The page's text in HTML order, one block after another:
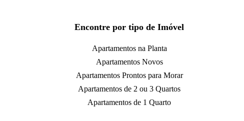
Encontre por tipo de Imóvel
Apartamentos na Planta
Apartamentos Novos
Apartamentos Prontos para Morar
Apartamentos de 2 ou 3 Quartos
Apartamentos de 1 Quarto